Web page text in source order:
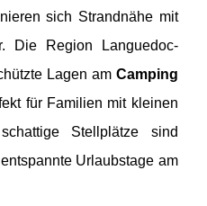
sich Strandnähe mit
Die Region Languedoc-
Lagen am Camping
für Familien mit kleinen
Stellplätze sind
Urlaubstage am